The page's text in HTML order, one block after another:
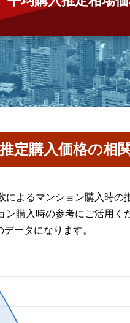
定購入価格の相
によるマンション購入時
ン購入時の参考にご活用
ータになります。